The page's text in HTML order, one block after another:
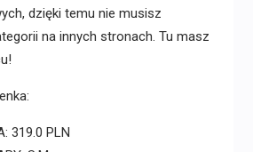
dzięki temu nie musisz
na innych stronach. Tu masz
319.0 PLN